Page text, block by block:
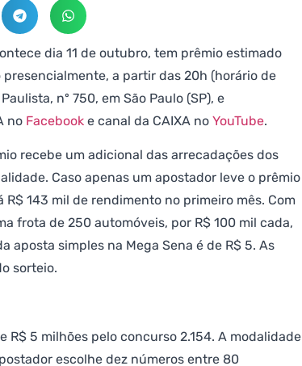
dia 11 de outubro, tem prêmio estimado
a partir das 20h (horário de
nº 750, em São Paulo (SP), e
no Facebook e canal da CAIXA no YouTube.
recebe um adicional das arrecadações dos
Caso apenas um apostador leve o prêmio
143 mil de rendimento no primeiro mês. Com
frota de 250 automóveis, por R$ 100 mil cada,
aposta simples na Mega Sena é de R$ 5. As
sorteio.
R$ 5 milhões pelo concurso 2.154. A modalidade
escolhe dez números entre 80